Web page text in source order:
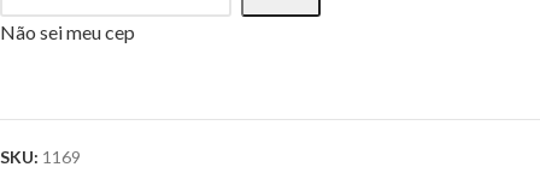
Não sei meu cep
SKU: 1169